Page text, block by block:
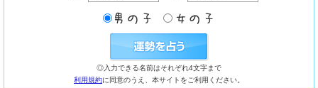
◎入力できる名前はそれぞれ4文字まで
利用規約に同意のうえ、本サイトをご利用ください。